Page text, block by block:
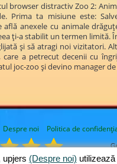
Despre noi Politica de
browser distractiv Zoo 2:
Prima ta misiune este:
află anexele cu animale
ți-a stabilit un termen limită.
și să atragi noi vizitatori.
a petrecut decenii cu
joc-zoo și devino manager
upjers (Despre noi)